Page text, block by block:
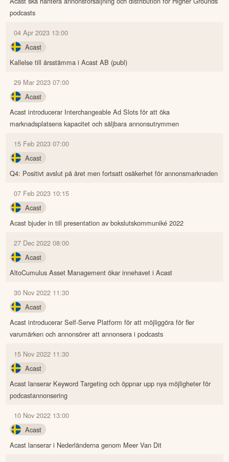
podcasts
04 Apr 2023 13:00
Acast
Kallelse till årsstämma i Acast AB (publ)
29 Mar 2023 07:00
Acast
Acast introducerar Interchangeable Ad Slots för att öka
marknadsplatsens kapacitet och säljbara annonsutrymmen
15 Feb 2023 07:00
Acast
Q4: Positivt avslut på året men fortsatt osäkerhet för annonsmarknaden
07 Feb 2023 10:15
Acast
Acast bjuder in till presentation av bokslutskommuniké 2022
27 Dec 2022 08:00
Acast
AltoCumulus Asset Management ökar innehavet i Acast
30 Nov 2022 11:30
Acast
Acast introducerar Self-Serve Platform för att möjliggöra för fler
varumärken och annonsörer att annonsera i podcasts
15 Nov 2022 11:30
Acast
Acast lanserar Keyword Targeting och öppnar upp nya möjligheter för
podcastannonsering
10 Nov 2022 13:00
Acast
Acast lanserar i Nederländerna genom Meer Van Dit